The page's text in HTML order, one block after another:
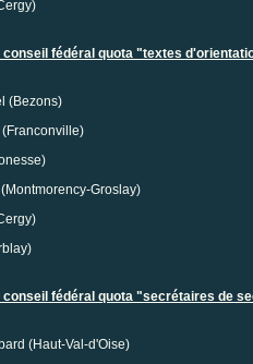
fédéral quota "textes
(Bezons)
Groslay)
fédéral quota "secrétaires de
(Haut-Val-d'Oise)